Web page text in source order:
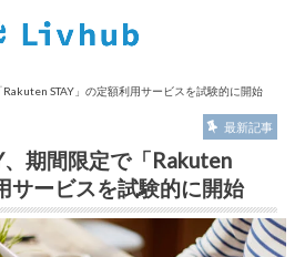
Rakuten STAY」の定額利用サービスを試験的に開始
最新記事
期間限定で「Rakuten
サービスを試験的に開始